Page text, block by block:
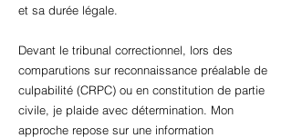
et sa durée légale.
Devant le tribunal correctionnel, lors des
comparutions sur reconnaissance préalable de
culpabilité (CRPC) ou en constitution de partie
civile, je plaide avec détermination. Mon
approche repose sur une information